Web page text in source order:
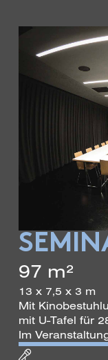
97 m²
13 x 7,5 x 3 m
Mit
mit U-Tafel für
Im